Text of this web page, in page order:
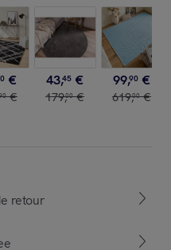
€
€
43,45 €
179,00 €
99,90 €
619,00 €
retour